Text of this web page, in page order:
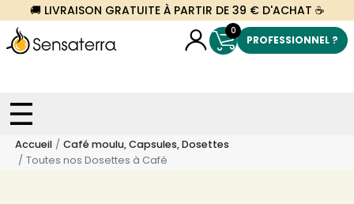
🚚 LIVRAISON GRATUITE À PARTIR DE 39 € D'ACHAT ☕
0
PROFESSIONNEL ?
Accueil
Café moulu, Capsules, Dosettes
Toutes nos Dosettes à Café